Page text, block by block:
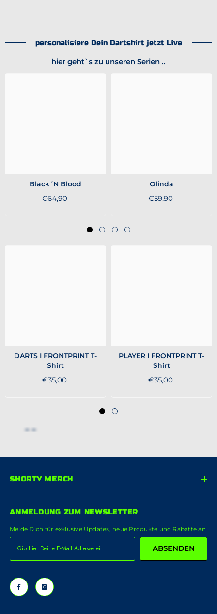
personalisiere Dein Dartshirt jetzt Live
hier geht`s zu unseren Serien ..
Black´N Blood
€64,90
Olinda
€59,90
DARTS I FRONTPRINT T-
Shirt
€35,00
PLAYER I FRONTPRINT T-
Shirt
€35,00
SHORTY MERCH
ANMELDUNG ZUM NEWSLETTER
Melde Dich für exklusive Updates, neue Produkte und Rabatte an
ABSENDEN